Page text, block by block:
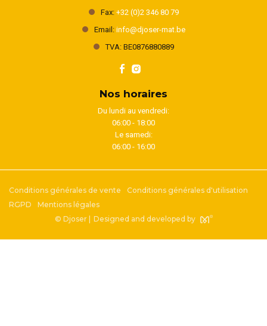
Fax: +32 (0)2 346 80 79
Email: info@djoser-mat.be
TVA: BE0876880889
Nos horaires
Du lundi au vendredi:
06:00 - 18:00
Le samedi:
06:00 - 16:00
Conditions générales de vente
Conditions générales d'utilisation
RGPD
Mentions légales
© Djoser |
Designed and developed by